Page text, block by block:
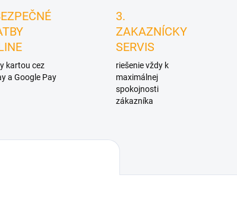
kartou cez
a Google Pay
3.
ZAKAZNÍCKY
SERVIS
riešenie vždy k
maximálnej
spokojnosti
zákazníka